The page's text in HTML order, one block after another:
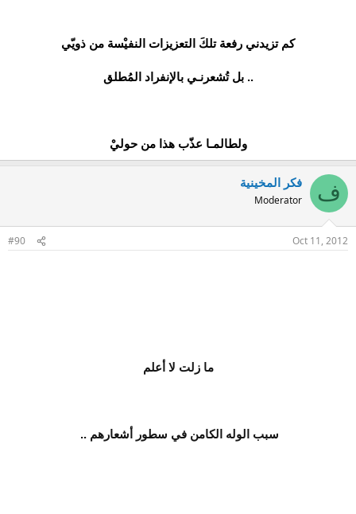
كم تزيدني رفعة تلكَ التعزيزات النفيْسة من ذويّي
.. بل تُشعرنـي بالإنفراد المُطلق
ولطالمـا عذّب هذا من حوليْ
ف فكر المخينية
Moderator
Oct 11, 2012
#90
ما زلت لا أعلم
سبب الوله الكامن في سطور أشعارهم ..